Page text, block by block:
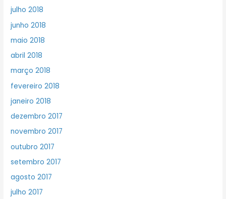
julho 2018
junho 2018
maio 2018
abril 2018
março 2018
fevereiro 2018
janeiro 2018
dezembro 2017
novembro 2017
outubro 2017
setembro 2017
agosto 2017
julho 2017